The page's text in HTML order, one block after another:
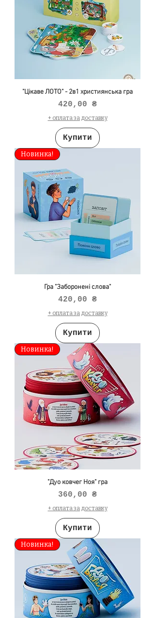
"Цікаве ЛОТО" - 2в1 християнська гра
Ціна
420,00 ₴
+ оплата за доставку
Купити
Новинка!
Гра "Заборонені слова"
Ціна
420,00 ₴
+ оплата за доставку
Купити
Новинка!
"Дуо ковчег Ноя" гра
Ціна
360,00 ₴
+ оплата за доставку
Купити
Новинка!